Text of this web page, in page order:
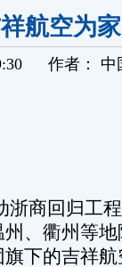
航空为
作者： 中
浙商回归工
、衢州等
旗下的吉祥